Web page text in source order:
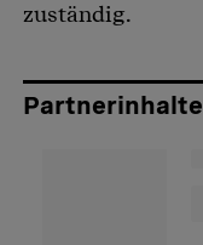
zuständig.
Partnerinhalte